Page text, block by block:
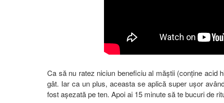
Ca să nu ratez niciun beneficiu al măștii (conține acid
gât. Iar ca un plus, aceasta se aplică super ușor
fost așezată pe ten. Apoi ai 15 minute să te bucuri de